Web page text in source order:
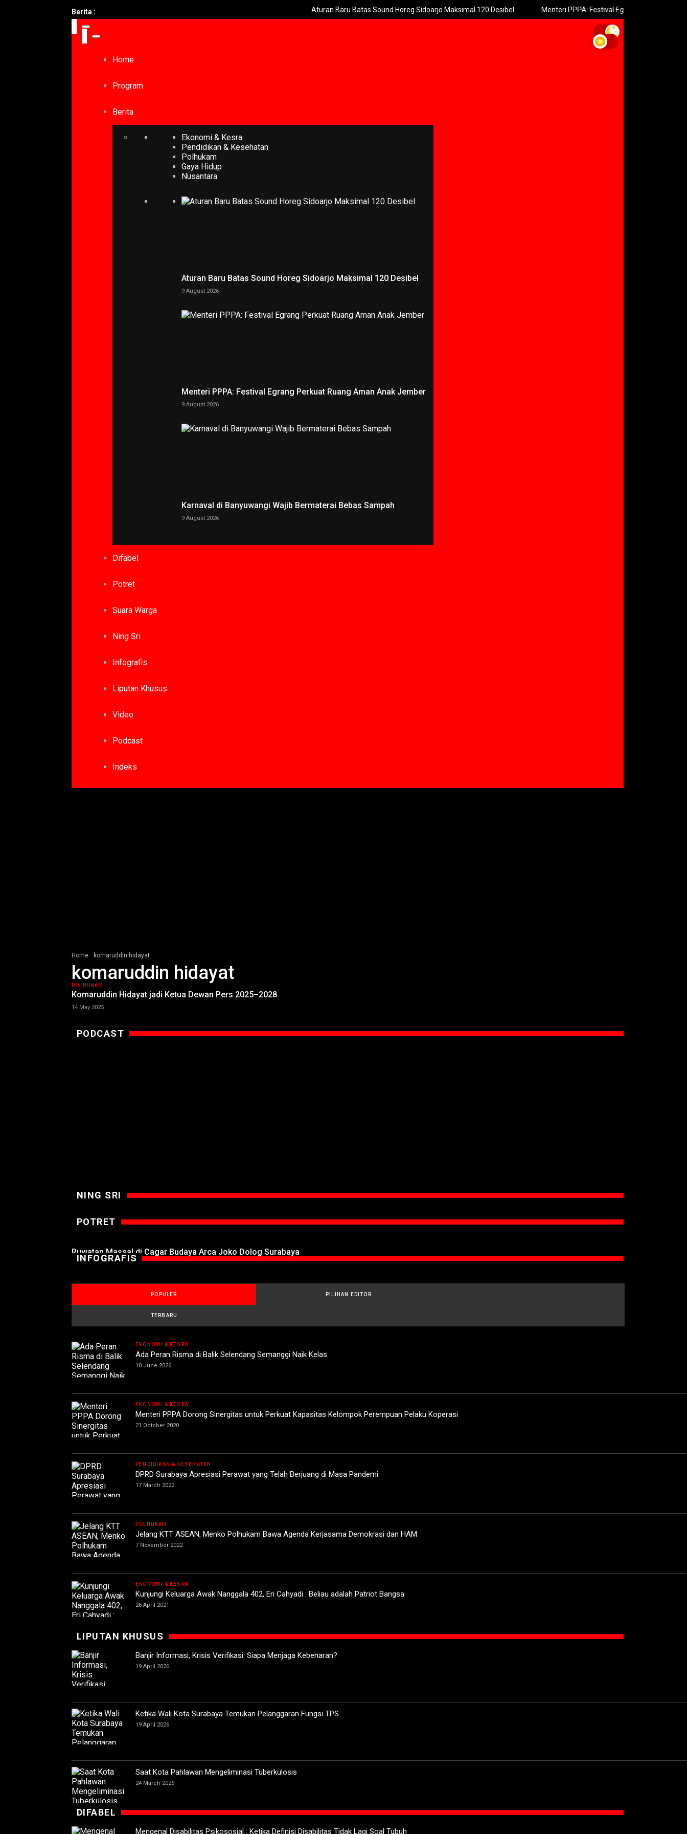
Berita : Aturan Baru Batas Sound Horeg Sidoarjo Maksimal 120 Desibel Menteri PPPA: Festival Egrang Perkuat Ruang Aman
Home
Program
Berita
Ekonomi & Kesra
Pendidikan & Kesehatan
Polhukam
Gaya Hidup
Nusantara
Aturan Baru Batas Sound Horeg Sidoarjo Maksimal 120 Desibel
9 August 2026
Menteri PPPA: Festival Egrang Perkuat Ruang Aman Anak Jember
9 August 2026
Karnaval di Banyuwangi Wajib Bermaterai Bebas Sampah
9 August 2026
Difabel
Potret
Suara Warga
Ning Sri
Infografis
Liputan Khusus
Video
Podcast
Indeks
Home komaruddin hidayat
komaruddin hidayat
POLHUKAM
Komaruddin Hidayat jadi Ketua Dewan Pers 2025–2028
14 May 2025
PODCAST
NING SRI
POTRET
Ruwatan Massal di Cagar Budaya Arca Joko Dolog Surabaya
INFOGRAFIS
POPULER PILIHAN EDITOR
TERBARU
EKONOMI & KESRA
Ada Peran Risma di Balik Selendang Semanggi Naik Kelas
10 June 2026
EKONOMI & KESRA
Menteri PPPA Dorong Sinergitas untuk Perkuat Kapasitas Kelompok Perempuan Pelaku Koperasi
21 October 2020
PENDIDIKAN & KESEHATAN
DPRD Surabaya Apresiasi Perawat yang Telah Berjuang di Masa Pandemi
17 March 2022
POLHUKAM
Jelang KTT ASEAN, Menko Polhukam Bawa Agenda Kerjasama Demokrasi dan HAM
7 November 2022
EKONOMI & KESRA
Kunjungi Keluarga Awak Nanggala 402, Eri Cahyadi : Beliau adalah Patriot Bangsa
26 April 2021
LIPUTAN KHUSUS
Banjir Informasi, Krisis Verifikasi: Siapa Menjaga Kebenaran?
19 April 2026
Ketika Wali Kota Surabaya Temukan Pelanggaran Fungsi TPS
19 April 2026
Saat Kota Pahlawan Mengeliminasi Tuberkulosis
24 March 2026
DIFABEL
Mengenal Disabilitas Psikososial : Ketika Definisi Disabilitas Tidak Lagi Soal Tubuh